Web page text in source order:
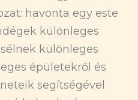
havonta egy este
különleges
különleges
épületekről és
segítségével